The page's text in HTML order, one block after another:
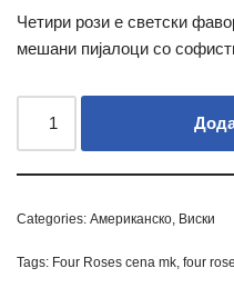
Четири рози е светски
мешани пијалоци со
Categories: Американско Виски
Tags: Four Roses cena mk four